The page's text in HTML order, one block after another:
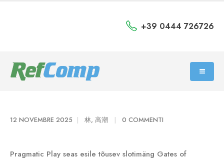
+39 0444 726726
12 NOVEMBRE 2025 林, 高潮 0 COMMENTI
Pragmatic Play seas esile tõusev slotimäng Gates of